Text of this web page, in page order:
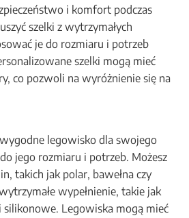
i komfort podczas
szelki z wytrzymałych
je do rozmiaru i potrzeb
szelki mogą mieć
co pozwoli na wyróżnienie się na
legowisko dla swojego
jego rozmiaru i potrzeb. Możesz
takich jak polar, bawełna czy
wypełnienie, takie jak
silikonowe. Legowiska mogą mieć